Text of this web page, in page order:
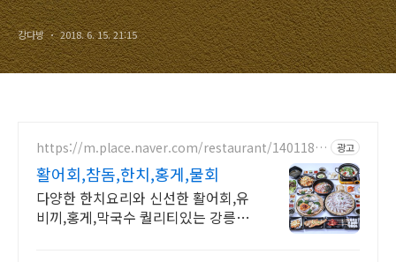
강다방 2018. 6. 15. 21:15
https://m.place.naver.com/restaurant/1401189
광고
활어회,참돔,한치,홍게,물회
다양한 한치요리와 신선한 활어회,유
비끼,홍게,막국수 퀄리티있는 강릉식